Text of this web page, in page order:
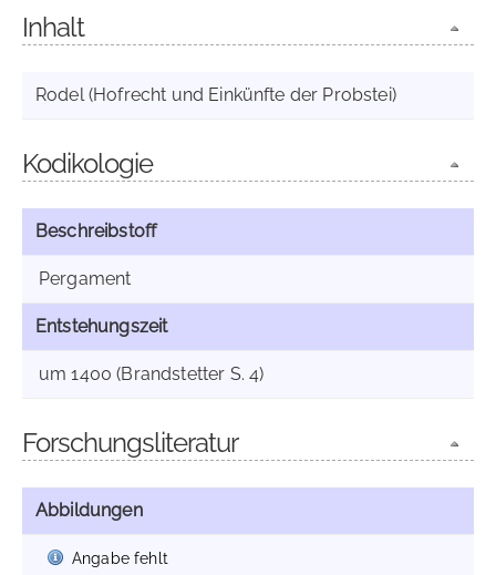
Inhalt
Rodel (Hofrecht und Einkünfte der Probstei)
Kodikologie
Beschreibstoff
Pergament
Entstehungszeit
um 1400 (Brandstetter S. 4)
Forschungsliteratur
Abbildungen
Angabe fehlt